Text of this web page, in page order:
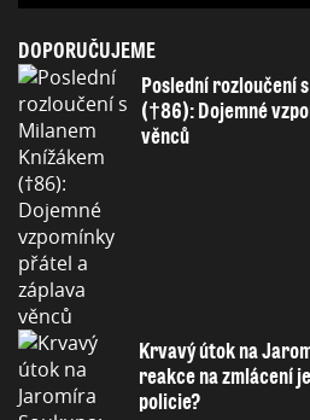
DOPORUČUJEME
Poslední rozloučení
(†86): Dojemné
věnců
Krvavý útok na
reakce na zmlácení
policie?